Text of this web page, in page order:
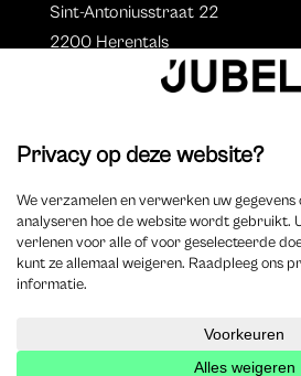
Sint-Antoniusstraat 22
2200 Herentals
Auteurs
Overzicht auteurs
Auteur worden?
2025 Jubel – Webdesign byWisemen